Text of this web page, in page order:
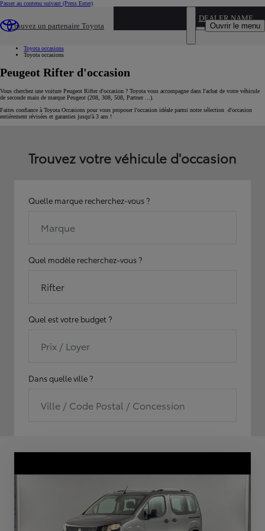
Passer au contenu suivant (Press Enter)
Trouvez un partenaire Toyota
DEALER NAME
Ouvrir le menu
Toyota occasions
Toyota occasions
Peugeot Rifter d'occasion
Vous cherchez une voiture Peugeot Rifter d'occasion ? Toyota vous accompagne dans l'achat de votre véhicule
de seconde main de marque Peugeot (208, 308, 508, Partner ...).
Faites confiance à Toyota Occasions pour vous proposer l'occasion idéale parmi notre sélection d'occasion
entièrement révisées et garanties jusqu'à 3 ans !
Trouvez votre véhicule d'occasion
Quelle marque recherchez-vous ?
Marque
Quel modèle recherchez-vous ?
Rifter
Quel est votre budget ?
Prix / Loyer
Dans quelle ville ?
Ville / Code Postal / Concession